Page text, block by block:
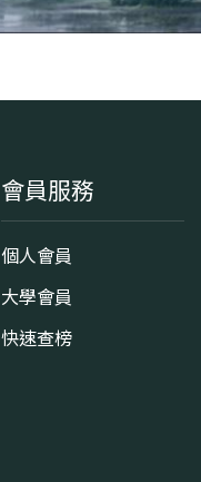
會員服務
個人會員
大學會員
快速查榜